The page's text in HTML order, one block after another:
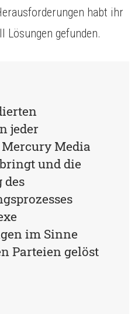
habt ihr
Lösungen gefunden.
jeder
Media
und die
des
im Sinne
Parteien gelöst